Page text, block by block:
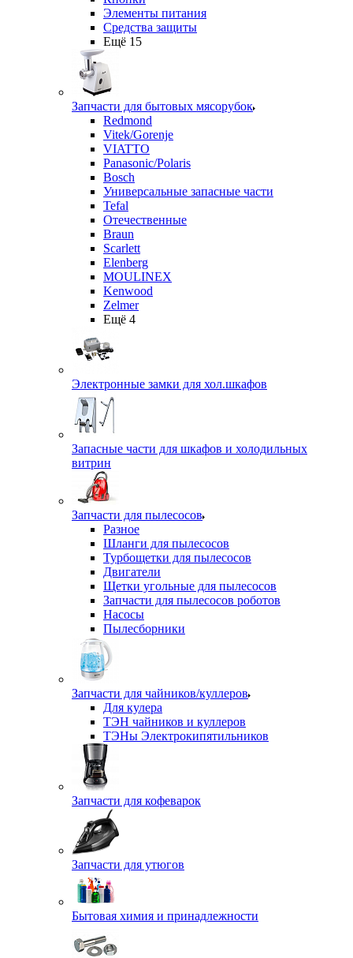
Элементы питания
Средства защиты
Ещё 15
Запчасти для бытовых мясорубок
Redmond
Vitek/Gorenje
VIATTO
Panasonic/Polaris
Bosch
Универсальные запасные части
Tefal
Отечественные
Braun
Scarlett
Elenberg
MOULINEX
Kenwood
Zelmer
Ещё 4
Электронные замки для хол.шкафов
Запасные части для шкафов и холодильных
витрин
Запчасти для пылесосов
Разное
Шланги для пылесосов
Турбощетки для пылесосов
Двигатели
Щетки угольные для пылесосов
Запчасти для пылесосов роботов
Насосы
Пылесборники
Запчасти для чайников/куллеров
Для кулера
ТЭН чайников и куллеров
ТЭНы Электрокипятильников
Запчасти для кофеварок
Запчасти для утюгов
Бытовая химия и принадлежности